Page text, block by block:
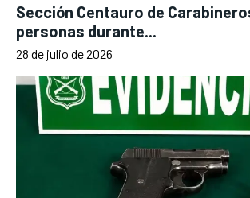
Sección Centauro de
personas durante...
28 de julio de 2026